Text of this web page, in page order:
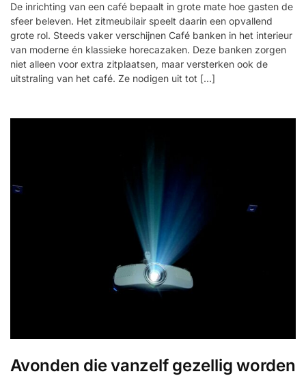
De inrichting van een café bepaalt in grote mate hoe gasten de
sfeer beleven. Het zitmeubilair speelt daarin een opvallend
grote rol. Steeds vaker verschijnen Café banken in het interieur
van moderne én klassieke horecazaken. Deze banken zorgen
niet alleen voor extra zitplaatsen, maar versterken ook de
uitstraling van het café. Ze nodigen uit tot […]
Avonden die vanzelf gezellig worden